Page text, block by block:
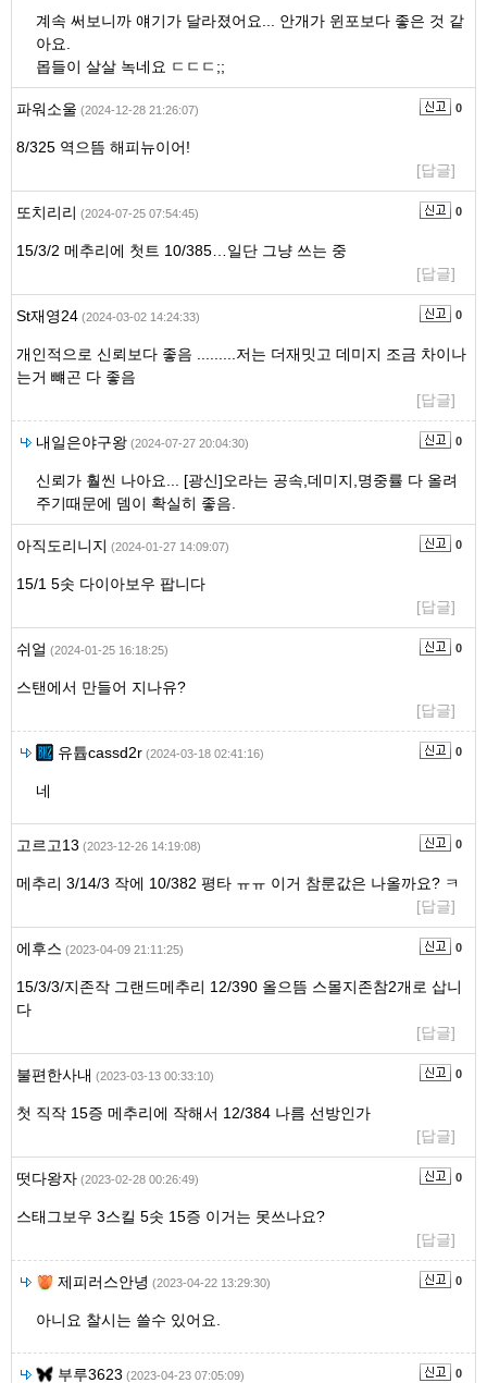
계속 써보니까 얘기가 달라졌어요... 안개가 윈포보다 좋은 것 같
아요.
몹들이 살살 녹네요 ㄷㄷㄷ;;
파워소울 (2024-12-28 21:26:07) 0
8/325 역으뜸 해피뉴이어!
[답글]
또치리리 (2024-07-25 07:54:45) 0
15/3/2 메추리에 첫트 10/385…일단 그냥 쓰는 중
[답글]
St재영24 (2024-03-02 14:24:33) 0
개인적으로 신뢰보다 좋음 .........저는 더재밋고 데미지 조금 차이나
는거 뺴곤 다 좋음
[답글]
내일은야구왕 (2024-07-27 20:04:30) 0
신뢰가 훨씬 나아요... [광신]오라는 공속,데미지,명중률 다 올려
주기때문에 뎀이 확실히 좋음.
아직도리니지 (2024-01-27 14:09:07) 0
15/1 5솟 다이아보우 팝니다
[답글]
쉬얼 (2024-01-25 16:18:25) 0
스탠에서 만들어 지나유?
[답글]
유튭cassd2r (2024-03-18 02:41:16) 0
네
고르고13 (2023-12-26 14:19:08) 0
메추리 3/14/3 작에 10/382 평타 ㅠㅠ 이거 참룬값은 나올까요? ㅋ
[답글]
에후스 (2023-04-09 21:11:25) 0
15/3/3/지존작 그랜드메추리 12/390 올으뜸 스몰지존참2개로 삽니
다
[답글]
불편한사내 (2023-03-13 00:33:10) 0
첫 직작 15증 메추리에 작해서 12/384 나름 선방인가
[답글]
떳다왕자 (2023-02-28 00:26:49) 0
스태그보우 3스킬 5솟 15증 이거는 못쓰나요?
[답글]
제피러스안녕 (2023-04-22 13:29:30) 0
아니요 찰시는 쓸수 있어요.
부루3623 (2023-04-23 07:05:09) 0